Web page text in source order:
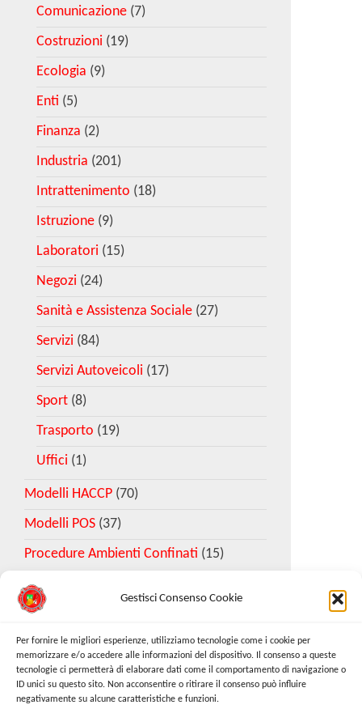
Gestisci Consenso Cookie
Per fornire le migliori esperienze, utilizziamo tecnologie come i cookie per
memorizzare e/o accedere alle informazioni del dispositivo. Il consenso a queste
tecnologie ci permetterà di elaborare dati come il comportamento di navigazione o
ID unici su questo sito. Non acconsentire o ritirare il consenso può influire
negativamente su alcune caratteristiche e funzioni.
Comunicazione (7)
Costruzioni (19)
Ecologia (9)
Enti (5)
Finanza (2)
Industria (201)
Intrattenimento (18)
Istruzione (9)
Laboratori (15)
Negozi (24)
Sanità e Assistenza Sociale (27)
Servizi (84)
Servizi Autoveicoli (17)
Sport (8)
Trasporto (19)
Uffici (1)
Modelli HACCP (70)
Modelli POS (37)
Procedure Ambienti Confinati (15)
Richiedi Modello